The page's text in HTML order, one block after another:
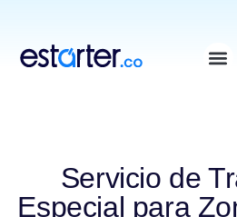
Servicio de
Especial para